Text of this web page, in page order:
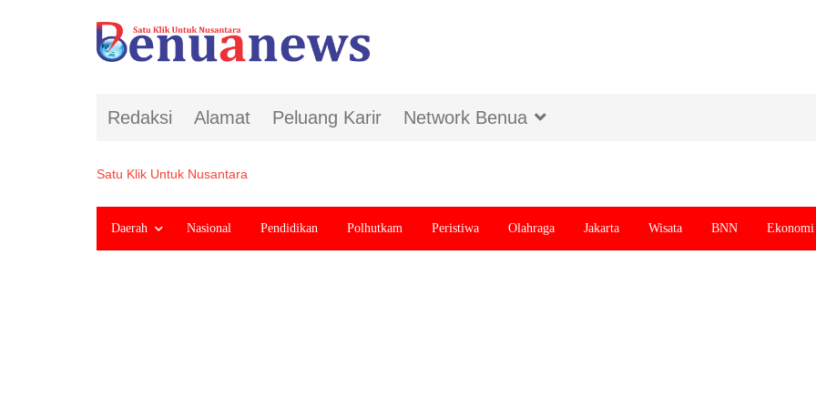
Redaksi Alamat Peluang Karir Network Benua
Satu Klik Untuk Nusantara
Daerah Nasional Pendidikan Polhutkam Peristiwa Olahraga Jakarta Wisata BNN Ekonomi